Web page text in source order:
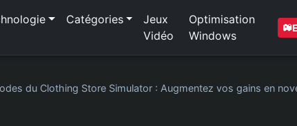
Catégories
Jeux
Vidéo
Optimisation
Windows
du Clothing Store Simulator : Augmentez vos gains en